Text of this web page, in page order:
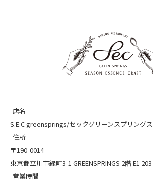
-店名
S.E.C greensprings/セックグリーンスプリングス
-住所
〒190-0014
東京都立川市緑町3-1 GREENSPRINGS 2階 E1 203
-営業時間